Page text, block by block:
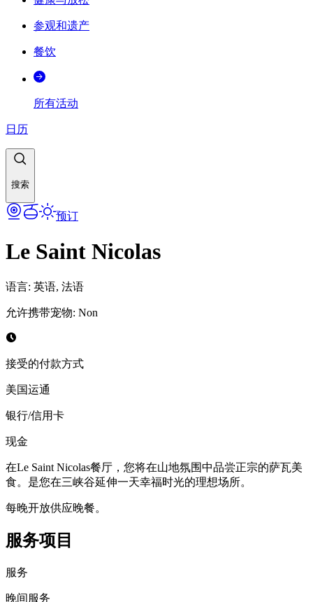
参观和遗产
餐饮
所有活动
日历
搜索
预订
Le Saint Nicolas
语言: 英语, 法语
允许携带宠物: Non
接受的付款方式
美国运通
银行/信用卡
现金
在Le Saint Nicolas餐厅，您将在山地氛围中品尝正宗的萨瓦美
食。是您在三峡谷延伸一天幸福时光的理想场所。
每晚开放供应晚餐。
服务项目
服务
晚间服务